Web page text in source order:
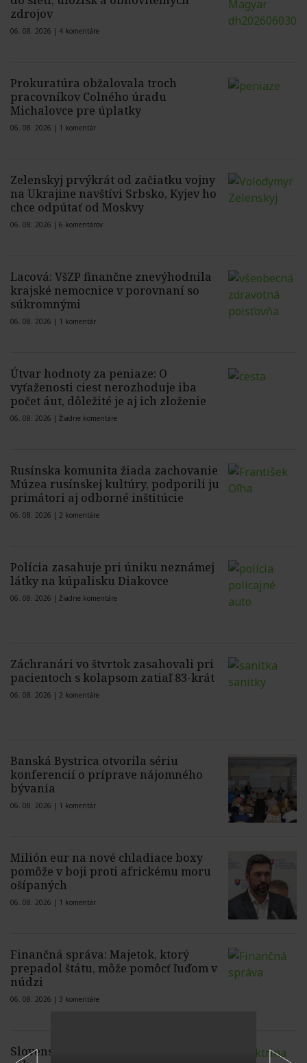
zdrojov
06. 08. 2026 | 4 komentáre
Prokuratúra obžalovala troch
pracovníkov Colného úradu
Michalovce pre úplatky
06. 08. 2026 | 1 komentár
Zelenskyj prvýkrát od začiatku vojny
na Ukrajine navštívi Srbsko, Kyjev ho
chce odpútať od Moskvy
06. 08. 2026 | 6 komentárov
Lacová: VšZP finančne znevýhodnila
krajské nemocnice v porovnaní so
súkromnými
06. 08. 2026 | 1 komentár
Útvar hodnoty za peniaze: O
vyťaženosti ciest nerozhoduje iba
počet áut, dôležité je aj ich zloženie
06. 08. 2026 | Žiadne komentáre
Rusínska komunita žiada zachovanie
Múzea rusínskej kultúry, podporili ju
primátori aj odborné inštitúcie
06. 08. 2026 | 2 komentáre
Polícia zasahuje pri úniku neznámej
látky na kúpalisku Diakovce
06. 08. 2026 | Žiadne komentáre
Záchranári vo štvrtok zasahovali pri
pacientoch s kolapsom zatiaľ 83-krát
06. 08. 2026 | 2 komentáre
Banská Bystrica otvorila sériu
konferencií o príprave nájomného
bývania
06. 08. 2026 | 1 komentár
Milión eur na nové chladiace boxy
pomôže v boji proti africkému moru
ošípaných
06. 08. 2026 | 1 komentár
Finančná správa: Majetok, ktorý
prepadol štátu, môže pomôcť ľuďom v
núdzi
06. 08. 2026 | 3 komentáre
Slovenské domácnosti krátkodobé